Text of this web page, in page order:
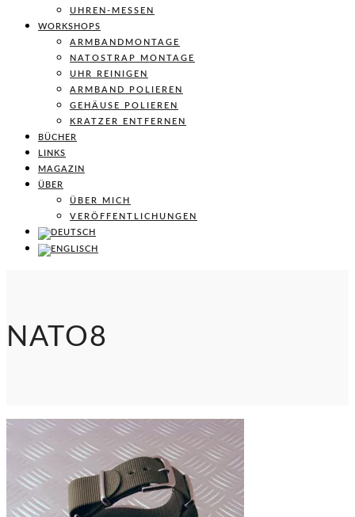
UHREN-MESSEN
WORKSHOPS
ARMBANDMONTAGE
NATOSTRAP MONTAGE
UHR REINIGEN
ARMBAND POLIEREN
GEHÄUSE POLIEREN
KRATZER ENTFERNEN
BÜCHER
LINKS
MAGAZIN
ÜBER
ÜBER MICH
VERÖFFENTLICHUNGEN
NATO8